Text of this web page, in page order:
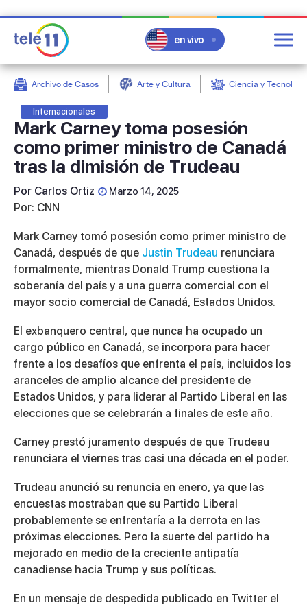
en vivo
Archivo de Casos Arte y Cultura Ciencia y
Internacionales
Mark Carney toma posesión
como primer ministro de Canadá
tras la dimisión de Trudeau
Por Carlos Ortiz Marzo 14, 2025
Por: CNN
Mark Carney tomó posesión como primer ministro de
Canadá, después de que Justin Trudeau renunciara
formalmente, mientras Donald Trump cuestiona la
soberanía del país y a una guerra comercial con el
mayor socio comercial de Canadá, Estados Unidos.
El exbanquero central, que nunca ha ocupado un
cargo público en Canadá, se incorpora para hacer
frente a los desafíos que enfrenta el país, incluidos los
aranceles de amplio alcance del presidente de
Estados Unidos, y para liderar al Partido Liberal en las
elecciones que se celebrarán a finales de este año.
Carney prestó juramento después de que Trudeau
renunciara el viernes tras casi una década en el poder.
Trudeau anunció su renuncia en enero, ya que las
encuestas mostraban que su Partido Liberal
probablemente se enfrentaría a la derrota en las
próximas elecciones. Pero la suerte del partido ha
mejorado en medio de la creciente antipatía
canadiense hacia Trump y sus políticas.
En un mensaje de despedida publicado en Twitter el
post